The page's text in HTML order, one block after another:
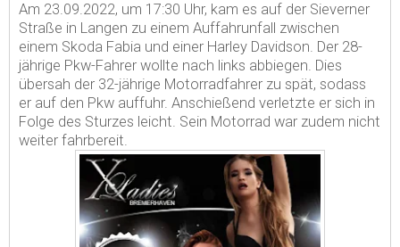
Am 23.09.2022, um 17:30 Uhr, kam es auf der Sieverner
Straße in Langen zu einem Auffahrunfall zwischen
einem Skoda Fabia und einer Harley Davidson. Der 28-
jährige Pkw-Fahrer wollte nach links abbiegen. Dies
übersah der 32-jährige Motorradfahrer zu spät, sodass
er auf den Pkw auffuhr. Anschießend verletzte er sich in
Folge des Sturzes leicht. Sein Motorrad war zudem nicht
weiter fahrbereit.